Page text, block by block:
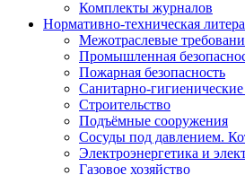
Комплекты журналов
Нормативно-техническая
Межотраслевые
Промышленная
Пожарная безопасность
Санитарно-
Строительство
Подъёмные сооружения
Сосуды под давлением.
Электроэнергетика и
Газовое хозяйство